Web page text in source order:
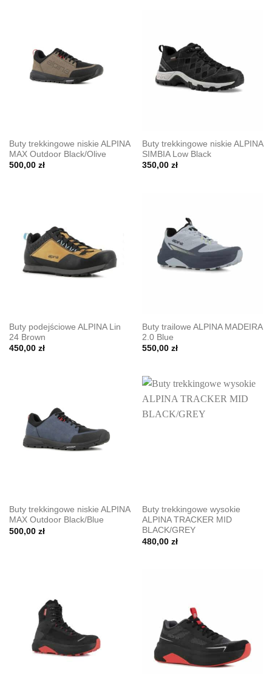
Buty trekkingowe niskie ALPINA
MAX Outdoor Black/Olive
500,00 zł
Buty trekkingowe niskie ALPINA
SIMBIA Low Black
350,00 zł
Buty podejściowe ALPINA Lin
24 Brown
450,00 zł
Buty trailowe ALPINA MADEIRA
2.0 Blue
550,00 zł
Buty trekkingowe niskie ALPINA
MAX Outdoor Black/Blue
500,00 zł
Buty trekkingowe wysokie
ALPINA TRACKER MID
BLACK/GREY
480,00 zł